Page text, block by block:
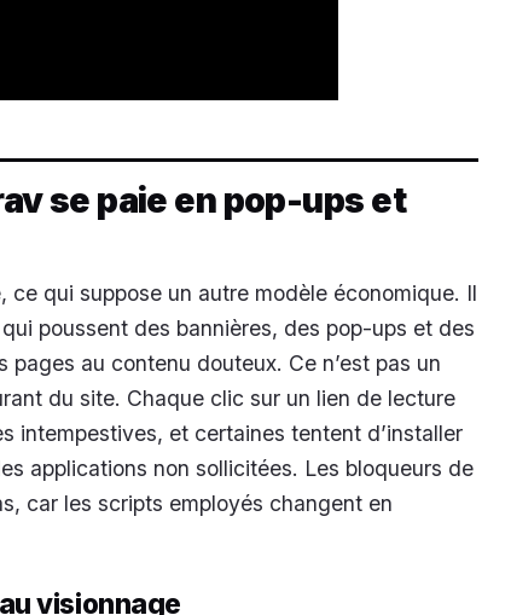
se paie en pop-ups et
ce qui suppose un autre modèle économique. Il
poussent des bannières, des pop-ups et des
au contenu douteux. Ce n’est pas un
du site. Chaque clic sur un lien de lecture
intempestives, et certaines tentent d’installer
applications non sollicitées. Les bloqueurs de
car les scripts employés changent en
visionnage